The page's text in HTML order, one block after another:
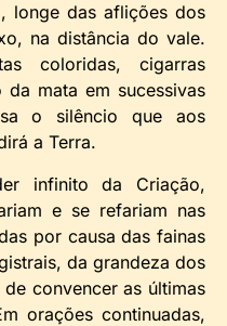
longe das aflições dos
na distância do vale.
coloridas, cigarras
mata em sucessivas
o silêncio que aos
a Terra.
infinito da Criação,
e se refariam nas
por causa das fainas
da grandeza dos
convencer as últimas
orações continuadas,